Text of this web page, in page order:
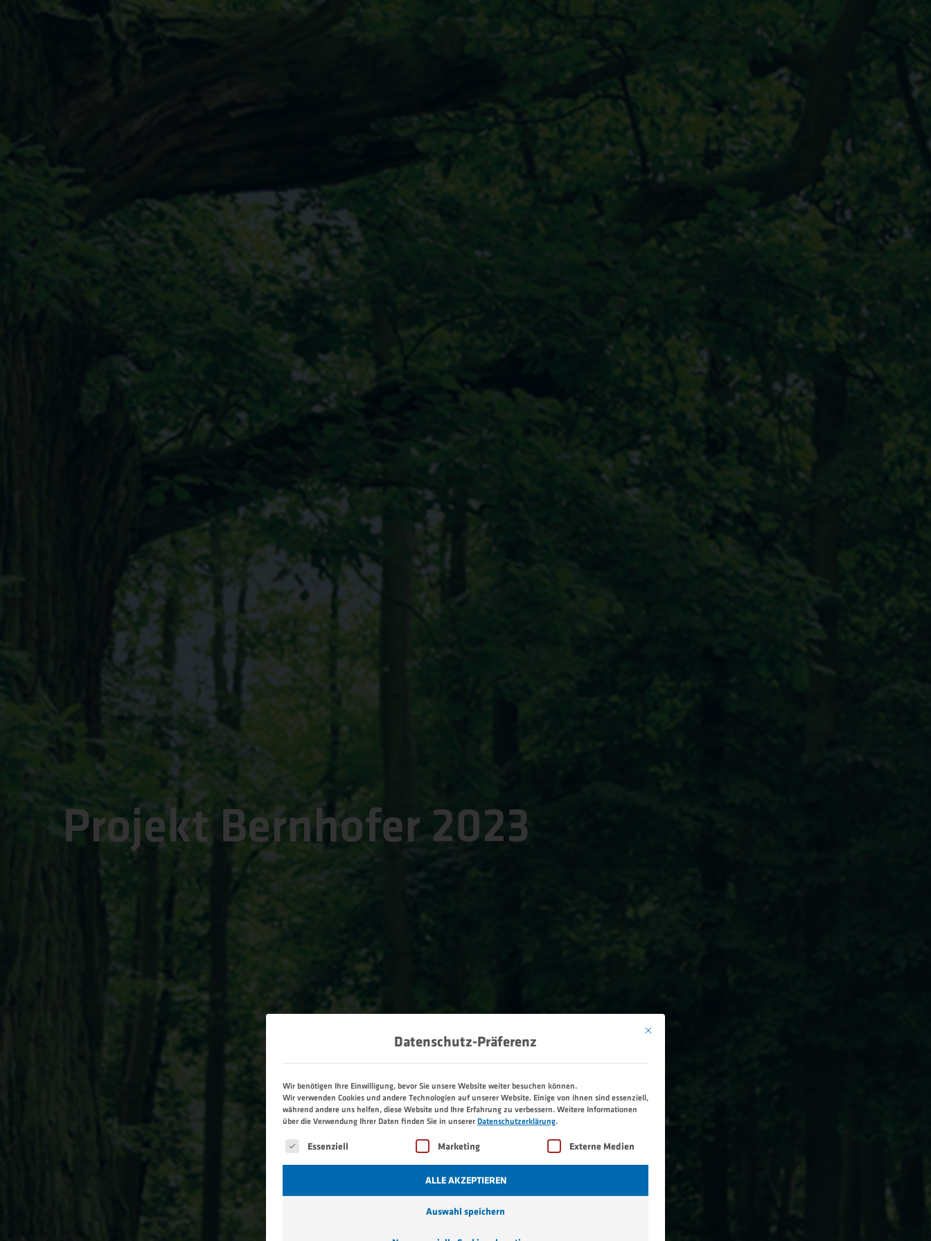
Projekt Bernhofer 2023
Mit diesem Button wird der Dialog geschlossen. Seine Funktionalität ist
Datenschutz-Präferenz
Wir benötigen Ihre Einwilligung, bevor Sie unsere Website weiter besuchen können.
Wir verwenden Cookies und andere Technologien auf unserer Website. Einige von ihnen sind essenziell,
während andere uns helfen, diese Website und Ihre Erfahrung zu verbessern.Weitere Informationen
über die Verwendung Ihrer Daten finden Sie in unsererDatenschutzerklärung.
Es folgt eine Liste der Service-Gruppen, für die eine Einwilligung erteilt werden kann. Die erste Service-Gruppe ist
Essenziell Marketing Externe Medien
ALLE AKZEPTIEREN
Auswahl speichern